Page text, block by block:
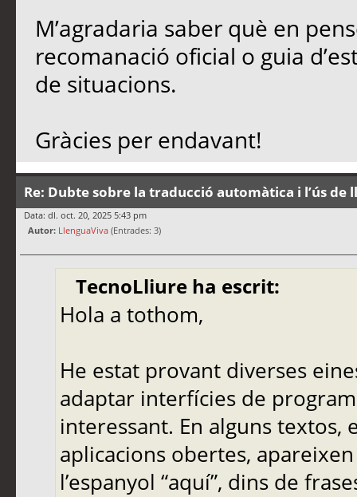
M’agradaria saber què en
recomanació oficial o guia
de situacions.
Gràcies per endavant!
Re: Dubte sobre la traducció automàtica i l’ús de
Data: dl. oct. 20, 2025 5:43 pm
Autor: LlenguaViva (Entrades: 3)
TecnoLliure ha escrit:
Hola a tothom,
He estat provant diverses
adaptar interfícies de
interessant. En alguns
aplicacions obertes,
l’espanyol “aquí”, dins de